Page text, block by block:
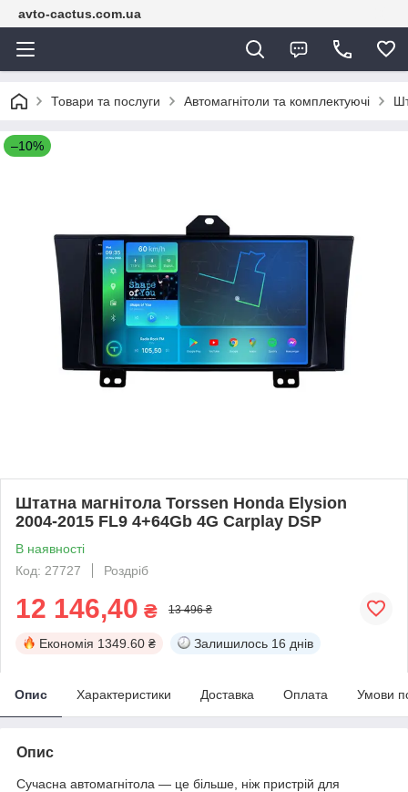
avto-cactus.com.ua
Товари та послуги Автомагнітоли та комплектуючі
–10%
Штатна магнітола Torssen Honda Elysion
2004-2015 FL9 4+64Gb 4G Carplay DSP
В наявності
Код: 27727
Роздріб
12 146,40 ₴ 13 496 ₴
Економія 1349.60 ₴ Залишилось 16 днів
Опис Характеристики Доставка Оплата Умови
Опис
Сучасна автомагнітола — це більше, ніж пристрій для